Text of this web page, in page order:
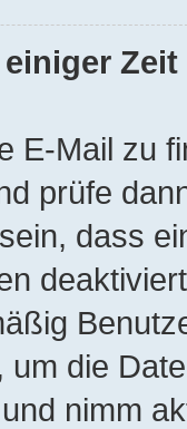
E-Mail zu
prüfe
dass
um die
nimm